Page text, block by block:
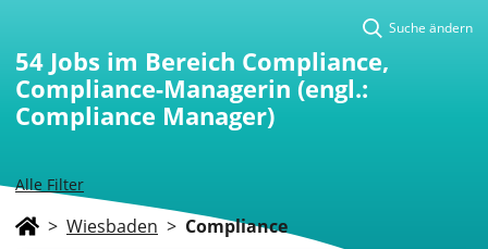
Alle Filter
Suche ändern
54 Jobs im Bereich Compliance,
Compliance-Managerin (engl.:
Compliance Manager)
> Wiesbaden > Compliance